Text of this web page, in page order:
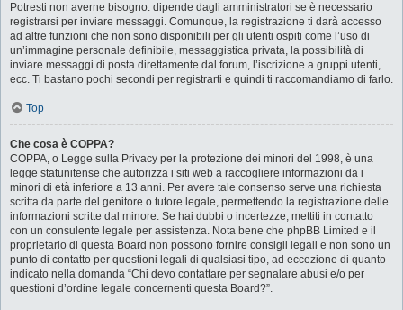
Potresti non averne bisogno: dipende dagli amministratori se è necessario
registrarsi per inviare messaggi. Comunque, la registrazione ti darà accesso
ad altre funzioni che non sono disponibili per gli utenti ospiti come l’uso di
un’immagine personale definibile, messaggistica privata, la possibilità di
inviare messaggi di posta direttamente dal forum, l’iscrizione a gruppi utenti,
ecc. Ti bastano pochi secondi per registrarti e quindi ti raccomandiamo di farlo.
Top
Che cosa è COPPA?
COPPA, o Legge sulla Privacy per la protezione dei minori del 1998, è una
legge statunitense che autorizza i siti web a raccogliere informazioni da i
minori di età inferiore a 13 anni. Per avere tale consenso serve una richiesta
scritta da parte del genitore o tutore legale, permettendo la registrazione delle
informazioni scritte dal minore. Se hai dubbi o incertezze, mettiti in contatto
con un consulente legale per assistenza. Nota bene che phpBB Limited e il
proprietario di questa Board non possono fornire consigli legali e non sono un
punto di contatto per questioni legali di qualsiasi tipo, ad eccezione di quanto
indicato nella domanda “Chi devo contattare per segnalare abusi e/o per
questioni d’ordine legale concernenti questa Board?”.